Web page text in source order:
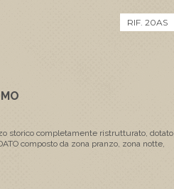
RIF. 20AS
storico completamente ristrutturato, dotato
composto da zona pranzo, zona notte,